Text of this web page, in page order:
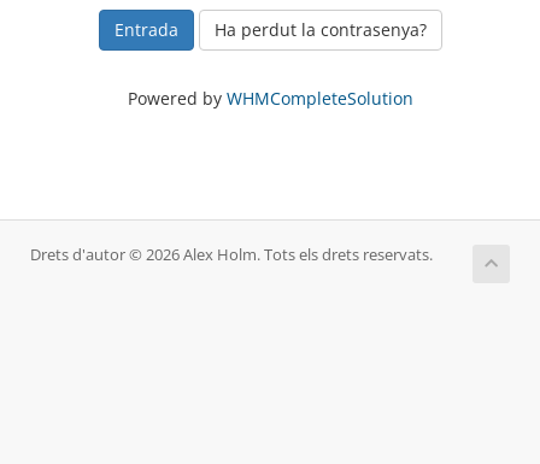
Ha perdut la contrasenya?
Powered by WHMCompleteSolution
Drets d'autor © 2026 Alex Holm. Tots els drets reservats.